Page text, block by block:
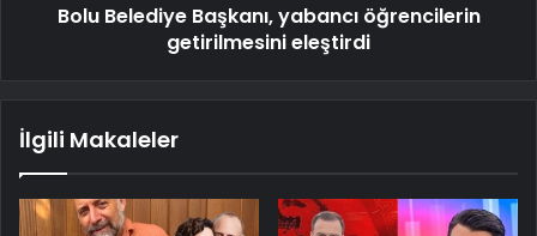
Bolu Belediye Başkanı, yabancı öğrencilerin
getirilmesini eleştirdi
İlgili Makaleler